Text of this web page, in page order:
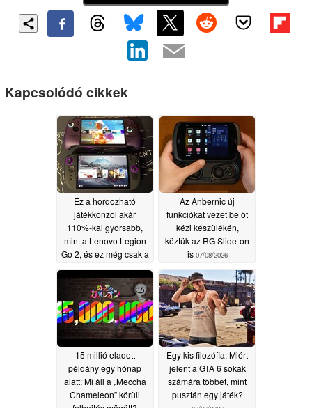
Kapcsolódó cikkek
Ez a hordozható
játékkonzol akár
110%-kal gyorsabb,
mint a Lenovo Legion
Go 2, és ez még csak a
tulajdonsága 07/10/2026
Az Anbernic új
funkciókat vezet be öt
kézi készülékén,
köztük az RG Slide-on
is 07/08/2026
15 millió eladott
példány egy hónap
alatt: Mi áll a „Meccha
Chameleon” körüli
Egy kis filozófia: Miért
jelent a GTA 6 sokak
számára többet, mint
pusztán egy játék?